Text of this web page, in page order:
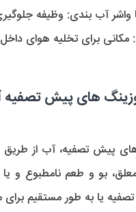
واشر آب بندی: وظیفه
مکانی برای تخلیه هوای
های پیش
تصفیه یا به طور مستقیم